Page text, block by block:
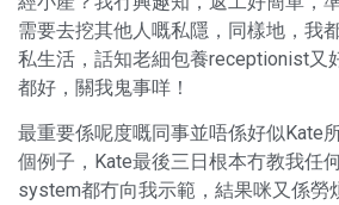
需要去挖其他人嘅私隱，同樣地，我
私生活，話知老細包養receptionist又
都好，關我鬼事咩！
最重要係呢度嘅同事並唔係好似Kate
個例子，Kate最後三日根本冇教我任
system都冇向我示範，結果咪又係勞